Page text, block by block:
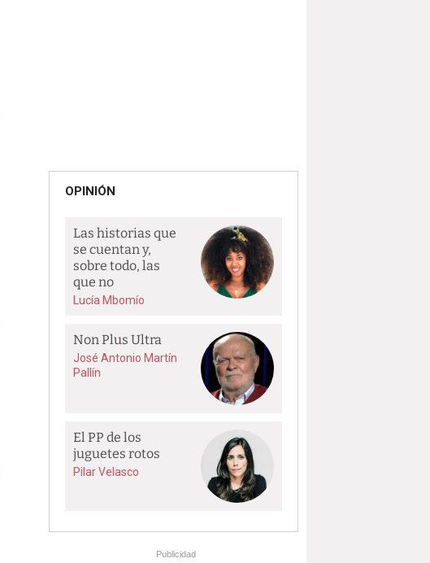
OPINIÓN
Las historias que
se cuentan y,
sobre todo, las
que no
Lucía Mbomío
Non Plus Ultra
José Antonio Martín
Pallín
El PP de los
juguetes rotos
Pilar Velasco
Publicidad